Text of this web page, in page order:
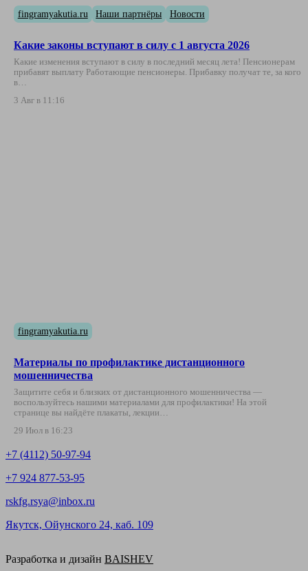
fingramyakutia.ru Наши партнёры Новости
Какие законы вступают в силу с 1 августа 2026
Какие изменения вступают в силу в последний месяц лета! Пенсионерам
прибавят выплату Работающие пенсионеры. Прибавку получат те, за кого
в…
3 Авг в 11:16
fingramyakutia.ru
Материалы по профилактике дистанционного
мошенничества
Защитите себя и близких от дистанционного мошенничества —
воспользуйтесь нашими материалами для профилактики! На этой
странице вы найдёте плакаты, лекции…
29 Июл в 16:23
+7 (4112) 50-97-94
+7 924 877-53-95
rskfg.rsya@inbox.ru
Якутск, Ойунского 24, каб. 109
Разработка и дизайн BAISHEV